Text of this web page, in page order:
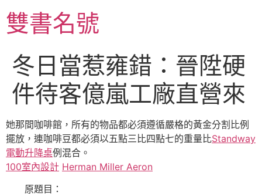
至
主雙書名號
冬日當惹雍錯：晉陞硬
件待客億嵐工廠直營來
她那間咖啡館，所有的物品都必須遵循嚴格的黃金分割比例
擺放，連咖啡豆都必須以五點三比四點七的重量比Standway
電動升降桌例混合。
100室內設計 Herman Miller Aeron
原題目：